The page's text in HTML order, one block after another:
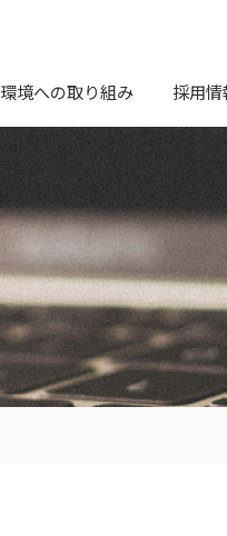
環境への取り組み 採用情